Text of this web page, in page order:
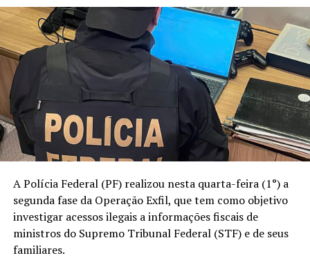
A Polícia Federal (PF) realizou nesta quarta-feira (1°) a
segunda fase da Operação Exfil, que tem como objetivo
investigar acessos ilegais a informações fiscais de
ministros do Supremo Tribunal Federal (STF) e de seus
familiares.